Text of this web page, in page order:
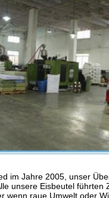
im Jahre 2005, unser
unsere Eisbeutel
wenn raue Umwelt oder